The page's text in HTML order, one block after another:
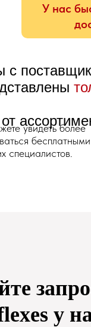
У нас
с
от увидеть более
бесплатными
специалистов.
у